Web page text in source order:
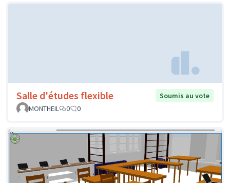
Salle d'études flexible
Soumis au vote
MONTHEIL
0 0